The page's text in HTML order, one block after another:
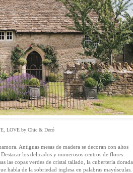
LOVE by Chic & Decó
Antiguas mesas de madera se decoran con altos
los delicados y numerosos centros de flores
las copas verdes de cristal tallado, la cubertería dorada
habla de la sobriedad inglesa en palabras mayúsculas.